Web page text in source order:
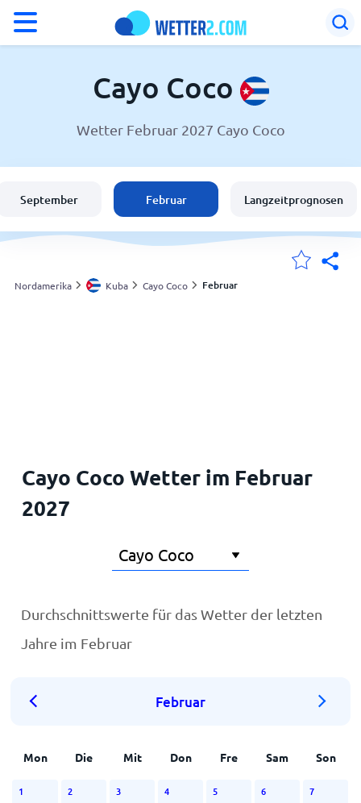
Wetter in Cayo Coco
Schweiz
Deutschland
Cayo Coco
Wetter Februar 2027 Cayo Coco
September Februar Langzeitprognosen
Nordamerika Kuba Cayo Coco Februar
Cayo Coco Wetter im Februar
2027
Durchschnittswerte für das Wetter der letzten
Jahre im Februar
Februar
Mon Die Mit Don Fre Sam Son
1 2 3 4 5 6 7